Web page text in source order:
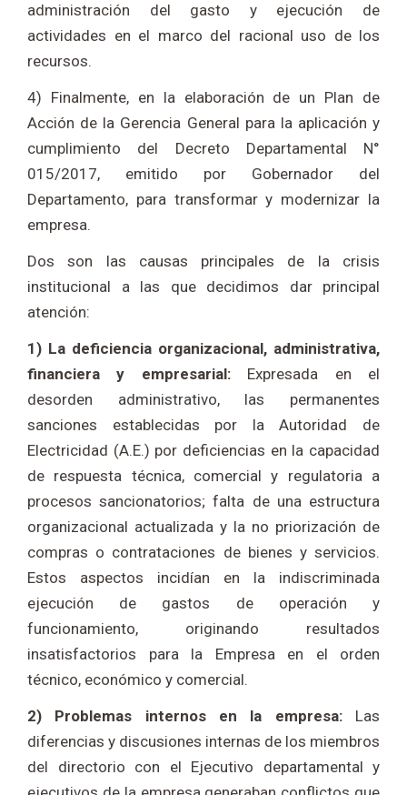
administración del gasto y ejecución de
actividades en el marco del racional uso de los
recursos.
4) Finalmente, en la elaboración de un Plan de
Acción de la Gerencia General para la aplicación y
cumplimiento del Decreto Departamental N°
015/2017, emitido por Gobernador del
Departamento, para transformar y modernizar la
empresa.
Dos son las causas principales de la crisis
institucional a las que decidimos dar principal
atención:
1) La deficiencia organizacional, administrativa,
financiera y empresarial:Expresada en el
desorden administrativo, las permanentes
sanciones establecidas por la Autoridad de
Electricidad (A.E.) por deficiencias en la capacidad
de respuesta técnica, comercial y regulatoria a
procesos sancionatorios; falta de una estructura
organizacional actualizada y la no priorización de
compras o contrataciones de bienes y servicios.
Estos aspectos incidían en la indiscriminada
ejecución de gastos de operación y
funcionamiento, originando resultados
insatisfactorios para la Empresa en el orden
técnico, económico y comercial.
2) Problemas internos en la empresa:Las
diferencias y discusiones internas de los miembros
del directorio con el Ejecutivo departamental y